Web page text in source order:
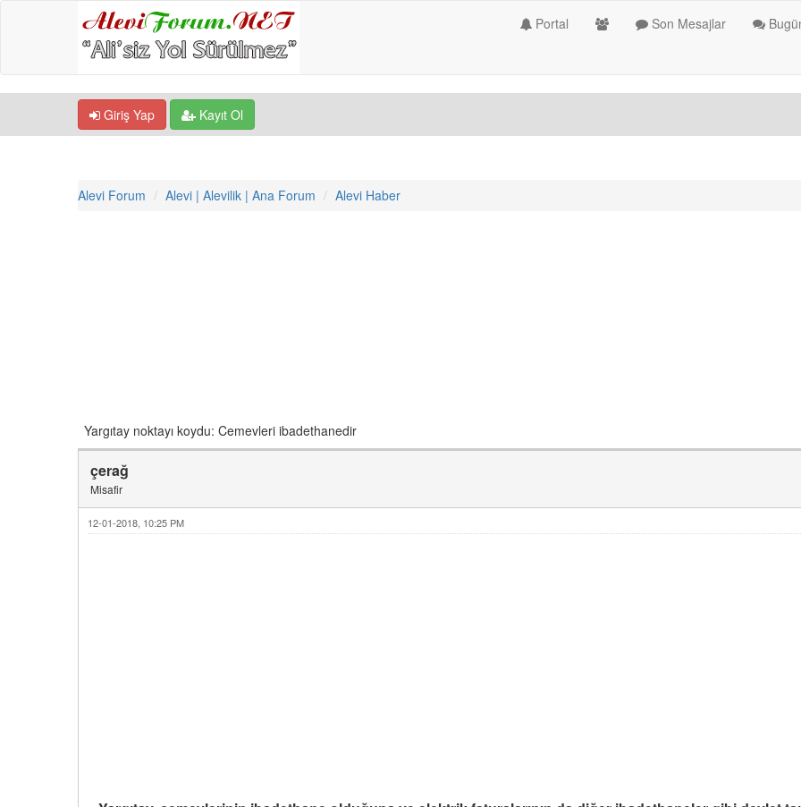
Portal Son Mesajlar
Giriş Yap Kayıt Ol
Alevi Forum Alevi | Alevilik | Ana Forum Alevi Haber
Yargıtay noktayı koydu: Cemevleri ibadethanedir
çerağ
Misafir
12-01-2018, 10:25 PM